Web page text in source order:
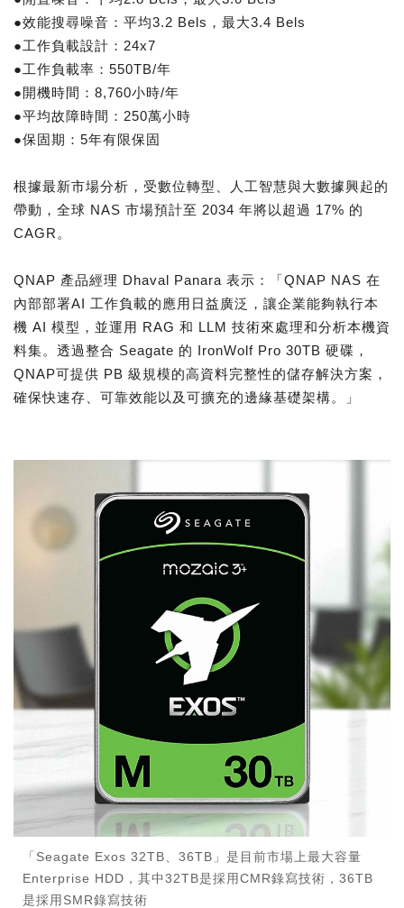
●效能搜尋噪音：平均3.2 Bels，最大3.4 Bels
●工作負載設計：24x7
●工作負載率：550TB/年
●開機時間：8,760小時/年
●平均故障時間：250萬小時
●保固期：5年有限保固
根據最新市場分析，受數位轉型、人工智慧與大數據興起的
帶動，全球 NAS 市場預計至 2034 年將以超過 17% 的
CAGR。
QNAP 產品經理 Dhaval Panara 表示：「QNAP NAS 在
內部部署AI 工作負載的應用日益廣泛，讓企業能夠執行本
機 AI 模型，並運用 RAG 和 LLM 技術來處理和分析本機資
料集。透過整合 Seagate 的 IronWolf Pro 30TB 硬碟，
QNAP可提供 PB 級規模的高資料完整性的儲存解決方案，
確保快速存、可靠效能以及可擴充的邊緣基礎架構。」
「Seagate Exos 32TB、36TB」是目前市場上最大容量
Enterprise HDD，其中32TB是採用CMR錄寫技術，36TB
是採用SMR錄寫技術